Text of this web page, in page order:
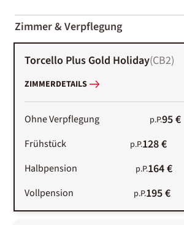
01-02
Zimmer & Verpflegung
Torcello Plus Gold Holiday(CB2)
ZIMMERDETAILS
Ohne Verpflegung p.P.95 €
Frühstück p.P.128 €
Halbpension p.P.164 €
Vollpension p.P.195 €